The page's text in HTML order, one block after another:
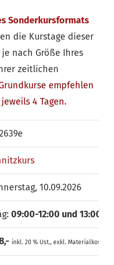
Sonderkursformats
die Kurstage dieser
nach Größe Ihres
zeitlichen
empfehlen
4 Tagen.
10.09.2026
09:00-12:00 und 13:00-
inkl. 20 % Ust., exkl. Materialkosten